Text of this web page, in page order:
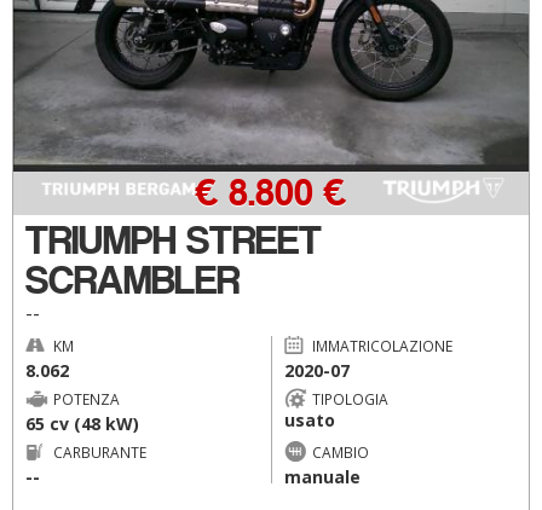
TRIUMPH STREET
SCRAMBLER
--
€ 8.800 €
KM
8.062
IMMATRICOLAZIONE
2020-07
POTENZA
65 cv (48 kW)
TIPOLOGIA
usato
CARBURANTE
--
CAMBIO
manuale